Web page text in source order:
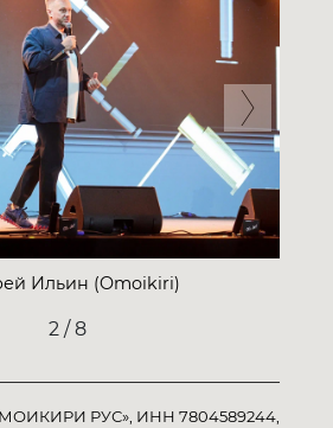
Ильин (Omoikiri)
2 / 8
РУС», ИНН 7804589244,